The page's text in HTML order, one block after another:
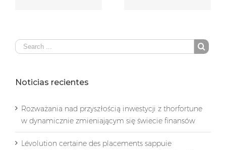
Noticias recientes
Rozważania nad przyszłością inwestycji z thorfortune
w dynamicznie zmieniającym się świecie finansów
Lévolution certaine des placements sappuie